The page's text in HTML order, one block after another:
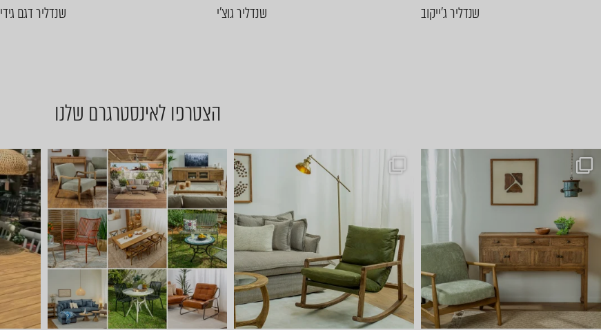
שנדליר ג'ייקוב שנדליר גוצ׳י שנדליר דגם גידי
הצטרפו לאינסטרגרם שלנו
אין כמו היום לדפדף בתמונות.. שישי שמח אצלנו 🤩 באים להתח יום שישי 🔆 🌈 ניפגש אצלנו ב